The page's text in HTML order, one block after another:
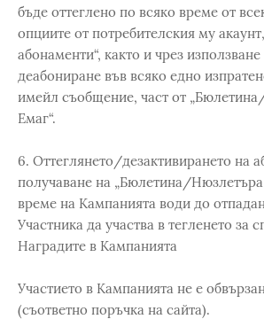
бъде оттеглено по всяко време от
опциите от потребителския му
абонаменти“, както и чрез
деабониране във всяко едно
имейл съобщение, част от
Емаг“.
6. Оттеглянето/дезактивирането на
получаване на „Бюлетина/
време на Кампанията води до
Участника да участва в тегленето за
Наградите в Кампанията
Участието в Кампанията не е
(съответно поръчка на сайта).